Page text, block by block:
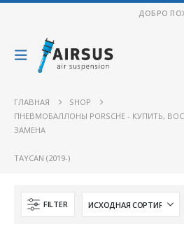
ДОБРО
ГЛАВНАЯ
SHOP
ПНЕВМОБАЛЛОНЫ PORSCHE - КУПИТЬ,
ЗАМЕНА
TAYCAN (2019-)
FILTER